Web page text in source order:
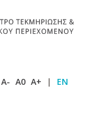
A- A0 A+ | EN